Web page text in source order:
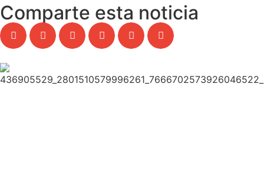
Comparte esta noticia